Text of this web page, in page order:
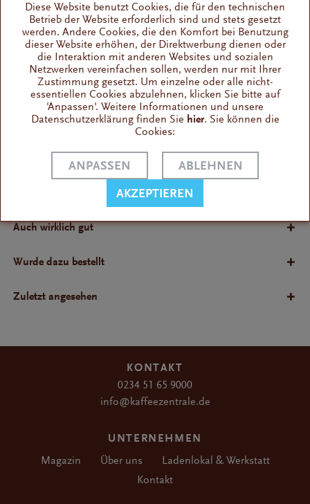
Ergonomischer Pinsel
Sinnvoll und praktisch
Wissenswertes
Die Siebträgerbürste "Barista " ist der praktische Helfer von
Bewertungen
Bewertungen lesen, schreiben und diskutieren...
Auch wirklich gut
Wurde dazu bestellt
Zuletzt angesehen
KONTAKT
0234 51 65 9000
info@kaffeezentrale.de
UNTERNEHMEN
Magazin
Über uns
Ladenlokal & Werkstatt
Kontakt
Diese Website benutzt Cookies, die für den technischen
Betrieb der Website erforderlich sind und stets gesetzt
werden. Andere Cookies, die den Komfort bei Benutzung
dieser Website erhöhen, der Direktwerbung dienen oder
die Interaktion mit anderen Websites und sozialen
Netzwerken vereinfachen sollen, werden nur mit Ihrer
Zustimmung gesetzt. Um einzelne oder alle nicht-
essentiellen Cookies abzulehnen, klicken Sie bitte auf
'Anpassen'. Weitere Informationen und unsere
Datenschutzerklärung finden Sie hier. Sie können die
Cookies:
ANPASSEN
ABLEHNEN
AKZEPTIEREN